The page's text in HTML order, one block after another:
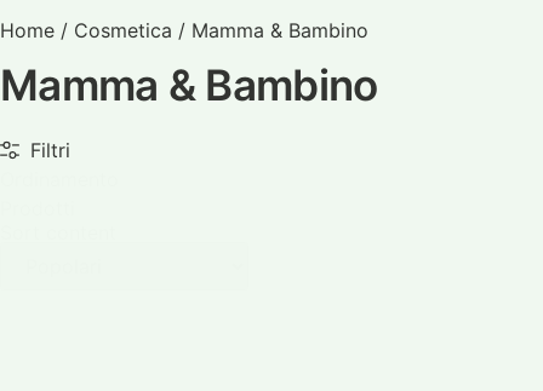
Home / Cosmetica / Mamma & Bambino
Mamma & Bambino
Filtri